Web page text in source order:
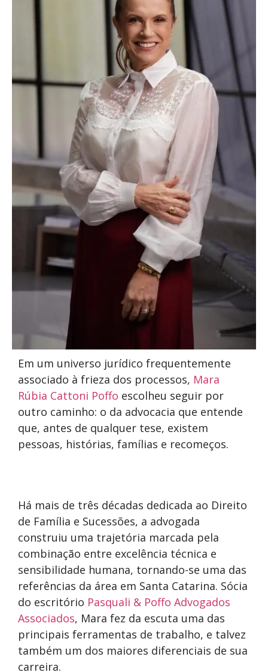
Em um universo jurídico frequentemente
associado à frieza dos processos, Mara
Rúbia Cattoni Poffo escolheu seguir por
outro caminho: o da advocacia que entende
que, antes de qualquer tese, existem
pessoas, histórias, famílias e recomeços.
Há mais de três décadas dedicada ao Direito
de Família e Sucessões, a advogada
construiu uma trajetória marcada pela
combinação entre excelência técnica e
sensibilidade humana, tornando-se uma das
referências da área em Santa Catarina. Sócia
do escritório Pasquali & Poffo Advogados
Associados, Mara fez da escuta uma das
principais ferramentas de trabalho, e talvez
também um dos maiores diferenciais de sua
carreira.